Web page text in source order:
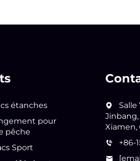
étanches
pour
pêche
Sport
Jinbang,
Xiamen,
+86-